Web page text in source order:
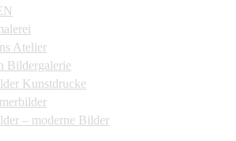
Atelier
Bildergalerie
Kunstdrucke
– moderne Bilder